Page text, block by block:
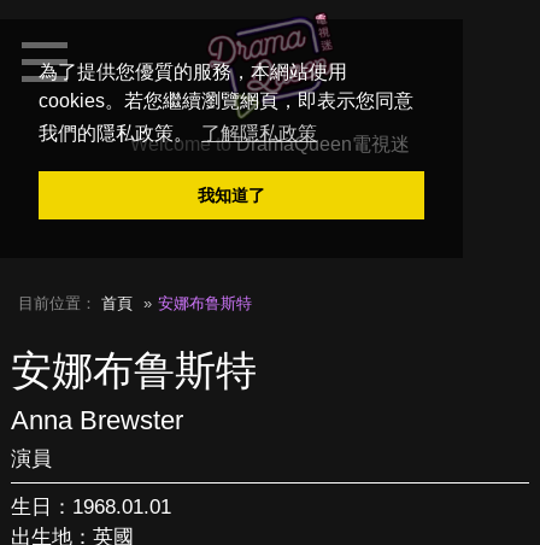
為了提供您優質的服務，本網站使用
cookies。若您繼續瀏覽網頁，即表示您同意
我們的隱私政策。
了解隱私政策
我知道了
Welcome toDramaQueen電視迷
目前位置： 首頁 安娜布鲁斯特
安娜布鲁斯特
Anna Brewster
演員
生日：1968.01.01
出生地：英國